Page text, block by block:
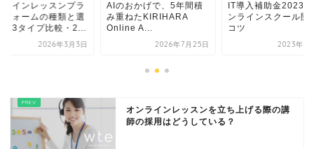
ラインレッスンプラ
フォームの種類と選
【3タイプ比較・2...
2026年3月3日
AIのおかげで、5年間積
み重ねたKIRIHARA
Online A...
2026年7月25日
IT導入補助金2023
ンラインスクール開
コツ
2023年6
オンラインレッスンを立ち上げる際の講
師の採用はどうしている？